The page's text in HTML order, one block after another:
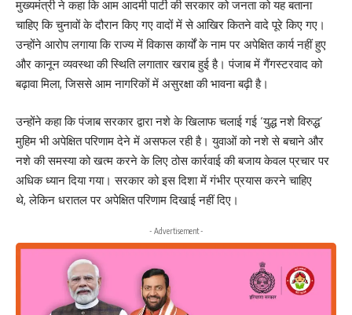
मुख्यमंत्री ने कहा कि आम आदमी पार्टी की सरकार को जनता को यह बताना
चाहिए कि चुनावों के दौरान किए गए वादों में से आखिर कितने वादे पूरे किए गए।
उन्होंने आरोप लगाया कि राज्य में विकास कार्यों के नाम पर अपेक्षित कार्य नहीं हुए
और कानून व्यवस्था की स्थिति लगातार खराब हुई है। पंजाब में गैंगस्टरवाद को
बढ़ावा मिला, जिससे आम नागरिकों में असुरक्षा की भावना बढ़ी है।
उन्होंने कहा कि पंजाब सरकार द्वारा नशे के खिलाफ चलाई गई ‘युद्ध नशे विरुद्ध’
मुहिम भी अपेक्षित परिणाम देने में असफल रही है। युवाओं को नशे से बचाने और
नशे की समस्या को खत्म करने के लिए ठोस कार्रवाई की बजाय केवल प्रचार पर
अधिक ध्यान दिया गया। सरकार को इस दिशा में गंभीर प्रयास करने चाहिए
थे, लेकिन धरातल पर अपेक्षित परिणाम दिखाई नहीं दिए।
- Advertisement -